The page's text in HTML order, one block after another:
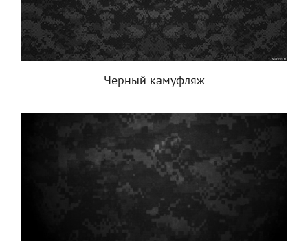
Черный камуфляж